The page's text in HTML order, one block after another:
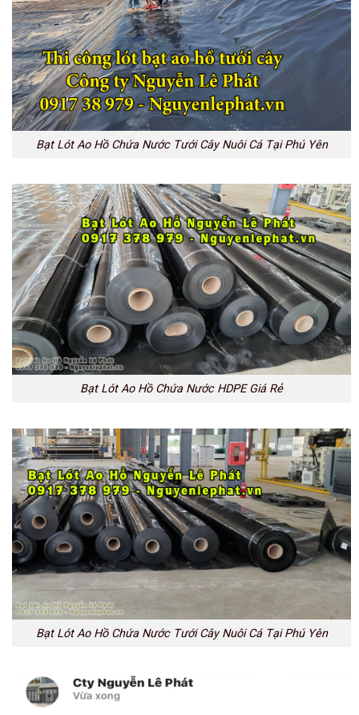
Bạt Lót Ao Hồ Chứa Nước Tưới Cây Nuôi Cá Tại Phú Yên
Bạt Lót Ao Hồ Chứa Nước HDPE Giá Rẻ
Bạt Lót Ao Hồ Chứa Nước Tưới Cây Nuôi Cá Tại Phú Yên